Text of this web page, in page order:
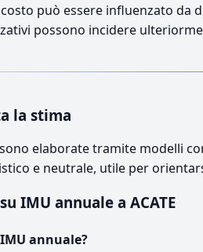
può essere influenzato
possono incidere
la stima
elaborate tramite modelli
e neutrale, utile per
IMU annuale a ACATE
annuale?